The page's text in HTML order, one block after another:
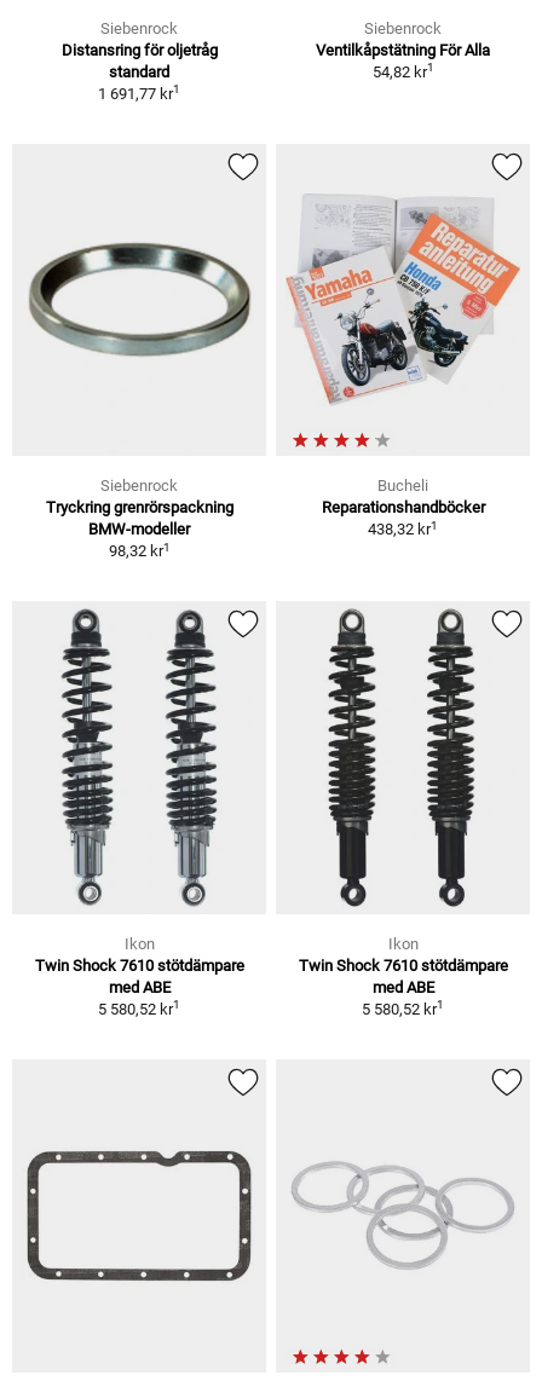
Siebenrock
Distansring för oljetråg
standard
1 691,77 kr1
Siebenrock
Ventilkåpstätning För Alla
54,82 kr1
Siebenrock
Tryckring grenrörspackning
BMW-modeller
98,32 kr1
Bucheli
Reparationshandböcker
438,32 kr1
Ikon
Twin Shock 7610 stötdämpare
med ABE
5 580,52 kr1
Ikon
Twin Shock 7610 stötdämpare
med ABE
5 580,52 kr1